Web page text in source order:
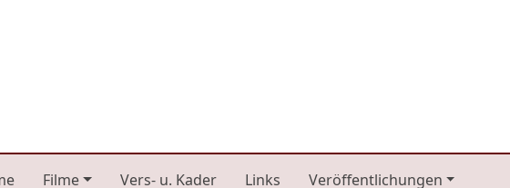
navigation
Filme Vers- u. Kader Links Veröffentlichungen